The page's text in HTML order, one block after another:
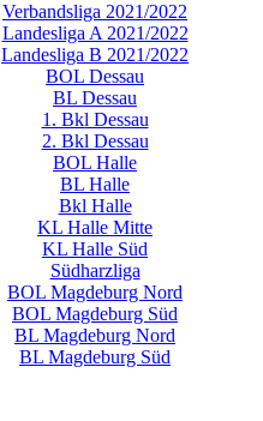
Verbandsliga 2021/2022
Landesliga A 2021/2022
Landesliga B 2021/2022
BOL Dessau
BL Dessau
1. Bkl Dessau
2. Bkl Dessau
BOL Halle
BL Halle
Bkl Halle
KL Halle Mitte
KL Halle Süd
Südharzliga
BOL Magdeburg Nord
BOL Magdeburg Süd
BL Magdeburg Nord
BL Magdeburg Süd